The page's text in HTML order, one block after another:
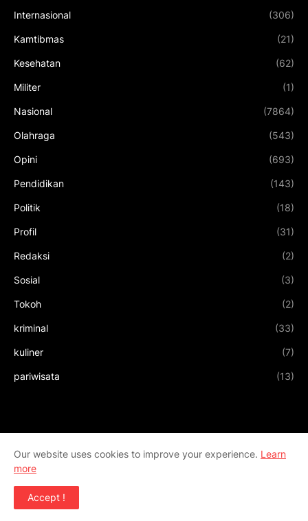
Internasional (306)
Kamtibmas (21)
Kesehatan (62)
Militer (1)
Nasional (7864)
Olahraga (543)
Opini (693)
Pendidikan (143)
Politik (18)
Profil (31)
Redaksi (2)
Sosial (3)
Tokoh (2)
kriminal (33)
kuliner (7)
pariwisata (13)
Our website uses cookies to improve your experience. Learn
more
Accept !